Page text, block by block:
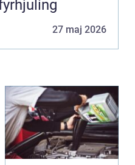
27 maj 2026